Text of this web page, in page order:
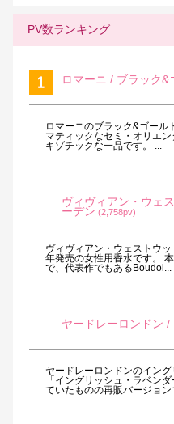
PV数ランキング
ロマーニ / ブラック&
ロマーニのブラック&ゴール
マティックなセミ・オリエ
キゾチックな一品です。 ...
ヴィヴィアン・ウェ
ーデン (2,758pv)
ヴィヴィアン・ウェストウ
年発売の女性用香水です。
で、代表作でもあるBoudoi...
ヤードレーロンドン
ヤードレーロンドンのイン
「イングリッシュ・ラベン
ていたものの再販バージョン